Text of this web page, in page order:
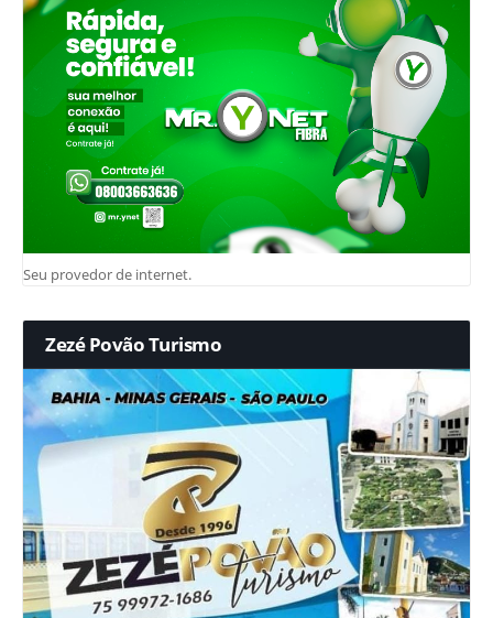
Seu provedor de internet.
Zezé Povão Turismo